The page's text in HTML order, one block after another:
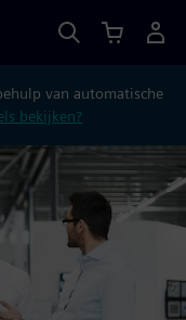
van automatische
bekijken?